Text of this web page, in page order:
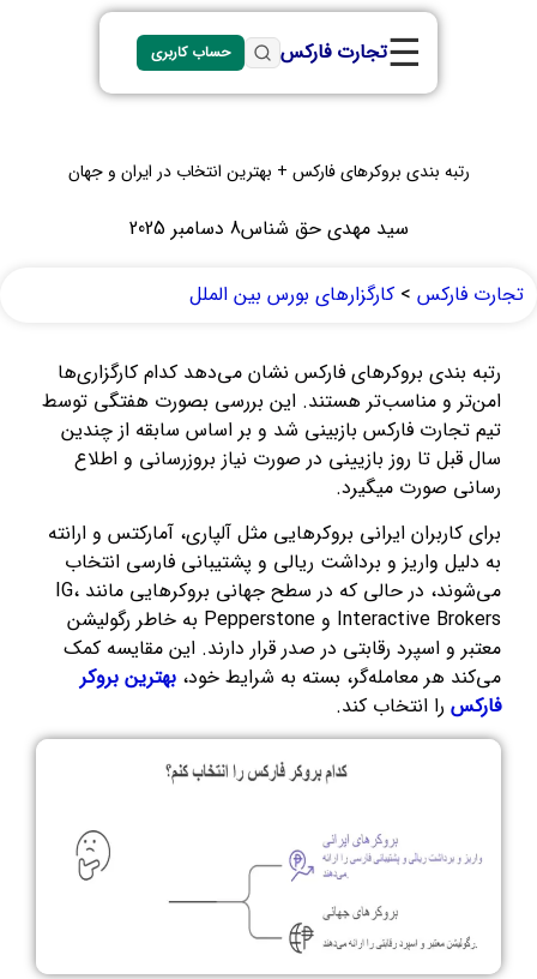
☰تجارت فارکس حساب کاربری
رتبه بندی بروکرهای فارکس + بهترین انتخاب‌ در ایران و جهان
سید مهدی حق شناس8 دسامبر 2025
تجارت فارکس > کارگزارهای بورس بین الملل
رتبه بندی بروکرهای فارکس نشان می‌دهد کدام کارگزاری‌ها
امن‌تر و مناسب‌تر هستند. این بررسی بصورت هفتگی توسط
تیم تجارت فارکس بازبینی شد و بر اساس سابقه از چندین
سال قبل تا روز بازیینی در صورت نیاز بروزرسانی و اطلاع
رسانی صورت میگیرد.
برای کاربران ایرانی بروکرهایی مثل آلپاری، آمارکتس و ارانته
به دلیل واریز و برداشت ریالی و پشتیبانی فارسی انتخاب
می‌شوند، در حالی که در سطح جهانی بروکرهایی مانند IG،
Interactive Brokers و Pepperstone به خاطر رگولیشن
معتبر و اسپرد رقابتی در صدر قرار دارند. این مقایسه کمک
می‌کند هر معامله‌گر، بسته به شرایط خود، بهترین بروکر
فارکس را انتخاب کند.